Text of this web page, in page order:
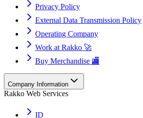
Privacy Policy
External Data Transmission Policy
Operating Company
Work at Rakko 🚀
Buy Merchandise 🏬
Company Information
Rakko Web Services
ID